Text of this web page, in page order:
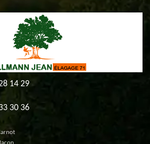
14 29
30 36